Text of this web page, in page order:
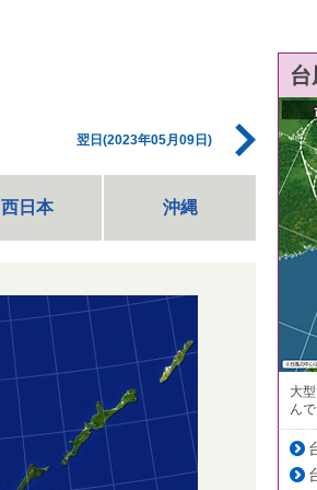
翌日(2023年05月09日)
西日本 沖縄
大
ん